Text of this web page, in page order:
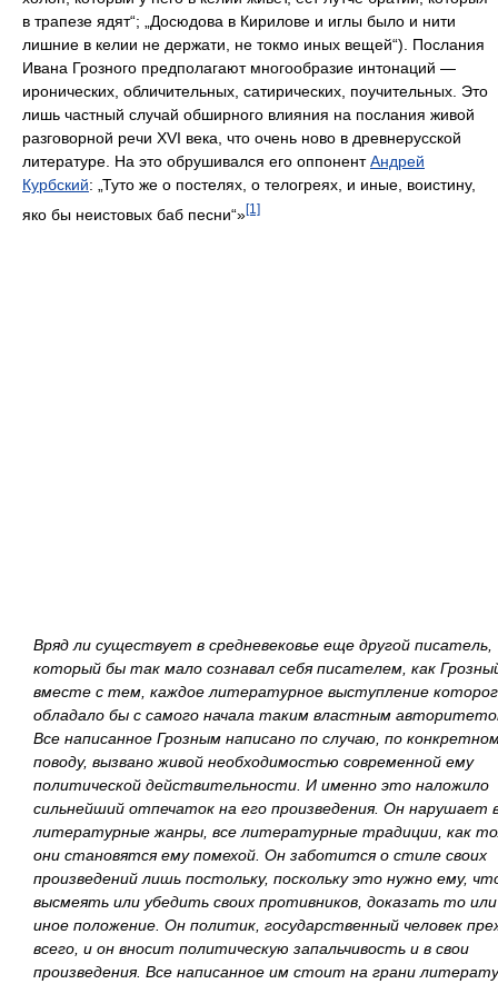
в трапезе ядят“; „Досюдова в Кирилове и иглы было и нити
лишние в келии не держати, не токмо иных вещей“). Послания
Ивана Грозного предполагают многообразие интонаций —
иронических, обличительных, сатирических, поучительных. Это
лишь частный случай обширного влияния на послания живой
разговорной речи XVI века, что очень ново в древнерусской
литературе. На это обрушивался его оппонентАндрей
Курбский: „Туто же о постелях, о телогреях, и иные, воистину,
яко бы неистовых баб песни“»[1]
Вряд ли существует в средневековье еще другой писатель,
который бы так мало сознавал себя писателем, как
вместе с тем, каждое литературное выступление
обладало бы с самого начала таким властным
Все написанное Грозным написано по случаю, по
поводу, вызвано живой необходимостью современной ему
политической действительности. И именно это наложило
сильнейший отпечаток на его произведения. Он нарушает
литературные жанры, все литературные традиции, как
они становятся ему помехой. Он заботится о стиле своих
произведений лишь постольку, поскольку это нужно ему,
высмеять или убедить своих противников, доказать то или
иное положение. Он политик, государственный человек
всего, и он вносит политическую запальчивость и в свои
произведения. Все написанное им стоит на грани